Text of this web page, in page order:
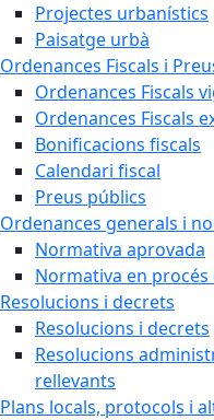
Projectes urbanístics
Paisatge urbà
Ordenances Fiscals i
Ordenances Fiscals
Ordenances Fiscals
Bonificacions fiscals
Calendari fiscal
Preus públics
Ordenances generals i
Normativa aprovada
Normativa en
Resolucions i decrets
Resolucions i decrets
Resolucions
rellevants
Plans locals, protocols i